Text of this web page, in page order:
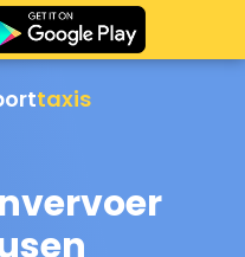
taxis